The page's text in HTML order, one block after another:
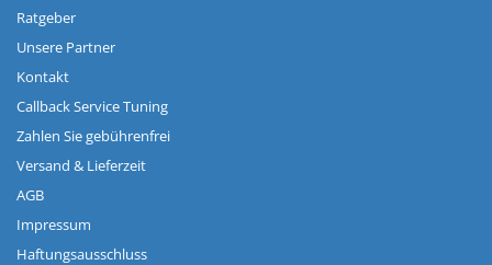
Ratgeber
Unsere Partner
Kontakt
Callback Service Tuning
Zahlen Sie gebührenfrei
Versand & Lieferzeit
AGB
Impressum
Haftungsausschluss